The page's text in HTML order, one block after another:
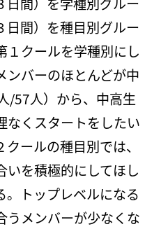
日間）を種目別グルー
１クールを学種別にし
ンバーのほとんどが中
/57人）から、中高生
なくスタートをしたい
ールの種目別では、
いを積極的にしてほし
。トップレベルになる
うメンバーが少なくな